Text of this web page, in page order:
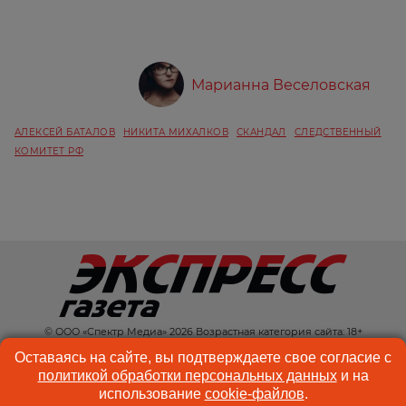
Марианна Веселовская
АЛЕКСЕЙ БАТАЛОВ НИКИТА МИХАЛКОВ СКАНДАЛ
СЛЕДСТВЕННЫЙ
КОМИТЕТ РФ
© ООО «Спектр Медиа» 2026 Возрастная категория сайта: 18+
КОНТАКТЫ
РЕКЛАМА
КУКИ-ФАЙЛЫ
ПОЛЬЗОВАТЕЛЬСКОЕ
Оставаясь на сайте, вы подтверждаете свое согласие с
политикой обработки персональных данныхи на
использование cookie-файлов.